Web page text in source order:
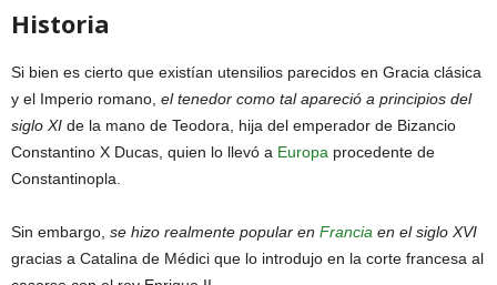
Historia
Si bien es cierto que existían utensilios parecidos en Gracia clásica
y el Imperio romano, el tenedor como tal apareció a principios del
siglo XI de la mano de Teodora, hija del emperador de Bizancio
Constantino X Ducas, quien lo llevó a Europa procedente de
Constantinopla.
Sin embargo, se hizo realmente popular en Francia en el siglo XVI
gracias a Catalina de Médici que lo introdujo en la corte francesa al